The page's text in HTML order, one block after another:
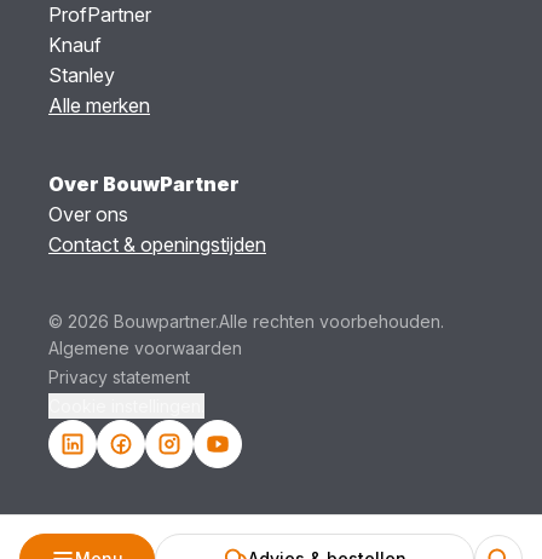
ProfPartner
Knauf
Stanley
Alle merken
Over BouwPartner
Over ons
Contact & openingstijden
© 2026 Bouwpartner.Alle rechten voorbehouden.
Algemene voorwaarden
Privacy statement